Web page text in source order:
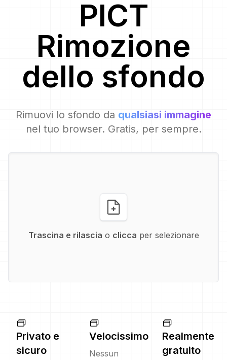
PICT
Rimozione
dello sfondo
Rimuovi lo sfondo da qualsiasi immagine
nel tuo browser. Gratis, per sempre.
Trascina e rilascia o clicca per selezionare
Privato e
sicuro
Velocissimo
Nessun
Realmente
gratuito